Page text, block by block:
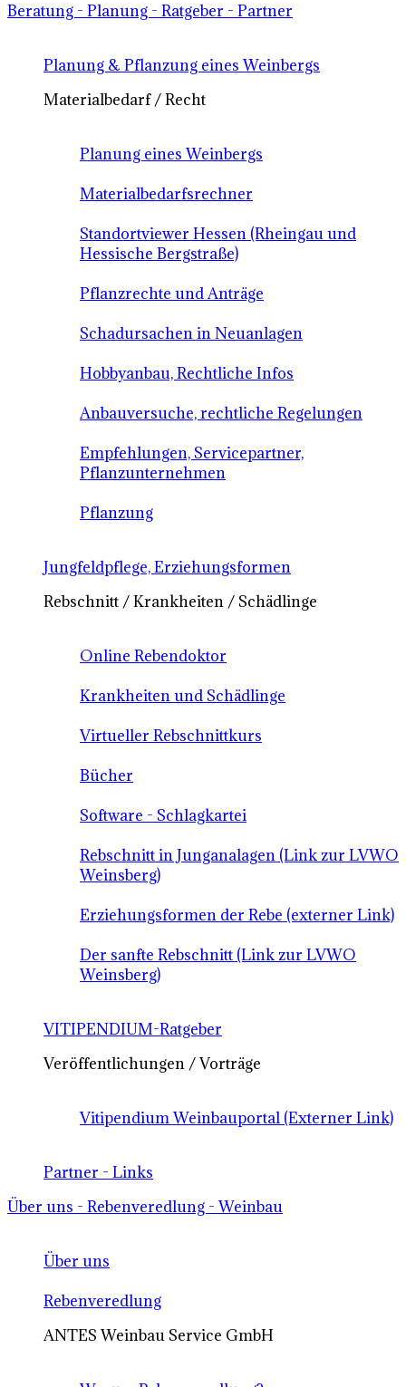
Beratung - Planung - Ratgeber - Partner
Planung & Pflanzung eines Weinbergs
Materialbedarf / Recht
Planung eines Weinbergs
Materialbedarfsrechner
Standortviewer Hessen (Rheingau und
Hessische Bergstraße)
Pflanzrechte und Anträge
Schadursachen in Neuanlagen
Hobbyanbau, Rechtliche Infos
Anbauversuche, rechtliche Regelungen
Empfehlungen, Servicepartner,
Pflanzunternehmen
Pflanzung
Jungfeldpflege, Erziehungsformen
Rebschnitt / Krankheiten / Schädlinge
Online Rebendoktor
Krankheiten und Schädlinge
Virtueller Rebschnittkurs
Bücher
Software - Schlagkartei
Rebschnitt in Junganalagen (Link zur LVWO
Weinsberg)
Erziehungsformen der Rebe (externer Link)
Der sanfte Rebschnitt (Link zur LVWO
Weinsberg)
VITIPENDIUM-Ratgeber
Veröffentlichungen / Vorträge
Vitipendium Weinbauportal (Externer Link)
Partner - Links
Über uns - Rebenveredlung - Weinbau
Über uns
Rebenveredlung
ANTES Weinbau Service GmbH